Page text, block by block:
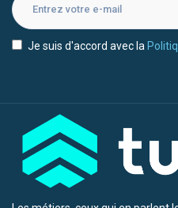
Je suis d'accord avec la